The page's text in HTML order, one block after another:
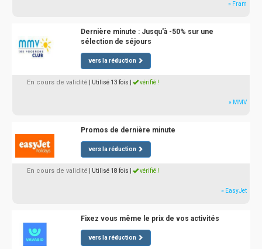
» Fram
Dernière minute : Jusqu'à -50% sur une
sélection de séjours
vers la réduction
En cours de validité | Utilisé 13 fois vérifié !
» MMV
Promos de dernière minute
vers la réduction
En cours de validité | Utilisé 18 fois vérifié !
» EasyJet
Fixez vous même le prix de vos activités
vers la réduction